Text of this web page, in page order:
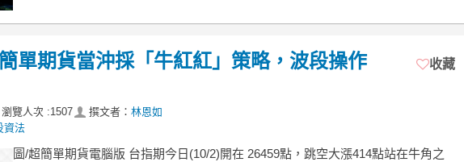
單期貨當沖採「牛紅紅」策略，波段操作
瀏覽人次 :1507 撰文者： 林恩如
資法
收藏
圖/超簡單期貨電腦版 台指期今日(10/2)開在 26459點，跳空大漲414點站在牛角之